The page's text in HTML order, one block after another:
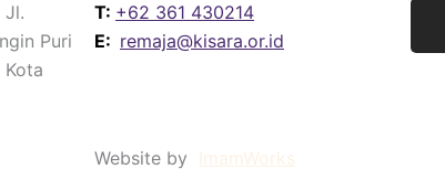
Jl.
Puri
Kota
T: +62 361 430214
E: remaja@kisara.or.id
Website by ImamWorks